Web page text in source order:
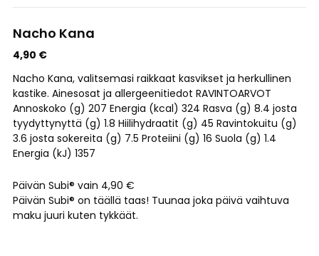
Nacho Kana
4,90 €
Nacho Kana, valitsemasi raikkaat kasvikset ja herkullinen
kastike. Ainesosat ja allergeenitiedot RAVINTOARVOT
Annoskoko (g) 207 Energia (kcal) 324 Rasva (g) 8.4 josta
tyydyttynyttä (g) 1.8 Hiilihydraatit (g) 45 Ravintokuitu (g)
3.6 josta sokereita (g) 7.5 Proteiini (g) 16 Suola (g) 1.4
Energia (kJ) 1357
Päivän Subi® vain 4,90 €
Päivän Subi® on täällä taas! Tuunaa joka päivä vaihtuva
maku juuri kuten tykkäät.